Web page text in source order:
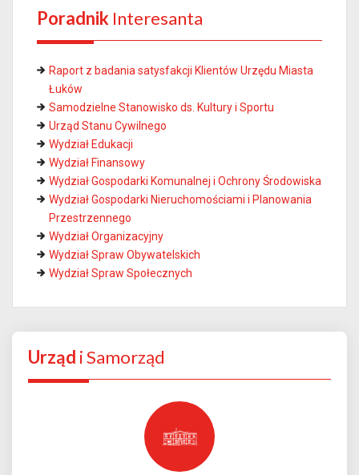
Poradnik Interesanta
Raport z badania satysfakcji Klientów Urzędu Miasta
Łuków
Samodzielne Stanowisko ds. Kultury i Sportu
Urząd Stanu Cywilnego
Wydział Edukacji
Wydział Finansowy
Wydział Gospodarki Komunalnej i Ochrony Środowiska
Wydział Gospodarki Nieruchomościami i Planowania
Przestrzennego
Wydział Organizacyjny
Wydział Spraw Obywatelskich
Wydział Spraw Społecznych
Urząd i Samorząd